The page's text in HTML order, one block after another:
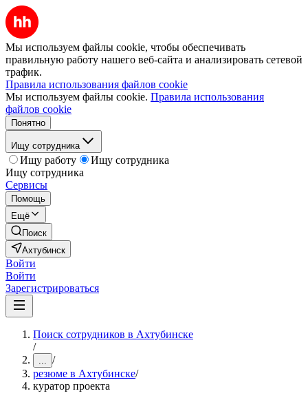
Мы используем файлы cookie, чтобы обеспечивать
правильную работу нашего веб-сайта и анализировать сетевой
трафик.
Правила использования файлов cookie
Мы используем файлы cookie. Правила использования
файлов cookie
Понятно
Ищу сотрудника
Ищу работу
Ищу сотрудника
Ищу сотрудника
Сервисы
Помощь
Ещё
Поиск
Ахтубинск
Войти
Войти
Зарегистрироваться
Поиск сотрудников в Ахтубинске
/
... /
резюме в Ахтубинске/
куратор проекта